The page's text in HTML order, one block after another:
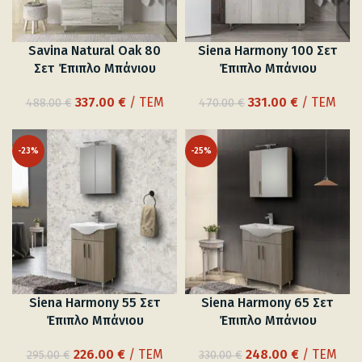
Savina Natural Oak 80
Σετ Έπιπλο Μπάνιου
488.00€ Original
was:
488.00 €.
337.00 €Η
τιμή
είναι:
337.00 €.
/ ΤΕΜ
Siena Harmony 100 Σετ
Έπιπλο Μπάνιου
470.00€ Original
470.00 €.
331.00 €Η
331.00 €.
/ ΤΕΜ
-23%
Siena Harmony 55 Σετ
Έπιπλο Μπάνιου
295.00€ Original
226.00 €Η
/ ΤΕΜ
-25%
Siena Harmony 65 Σετ
Έπιπλο Μπάνιου
330.00€ Original
248.00 €Η
/ ΤΕΜ